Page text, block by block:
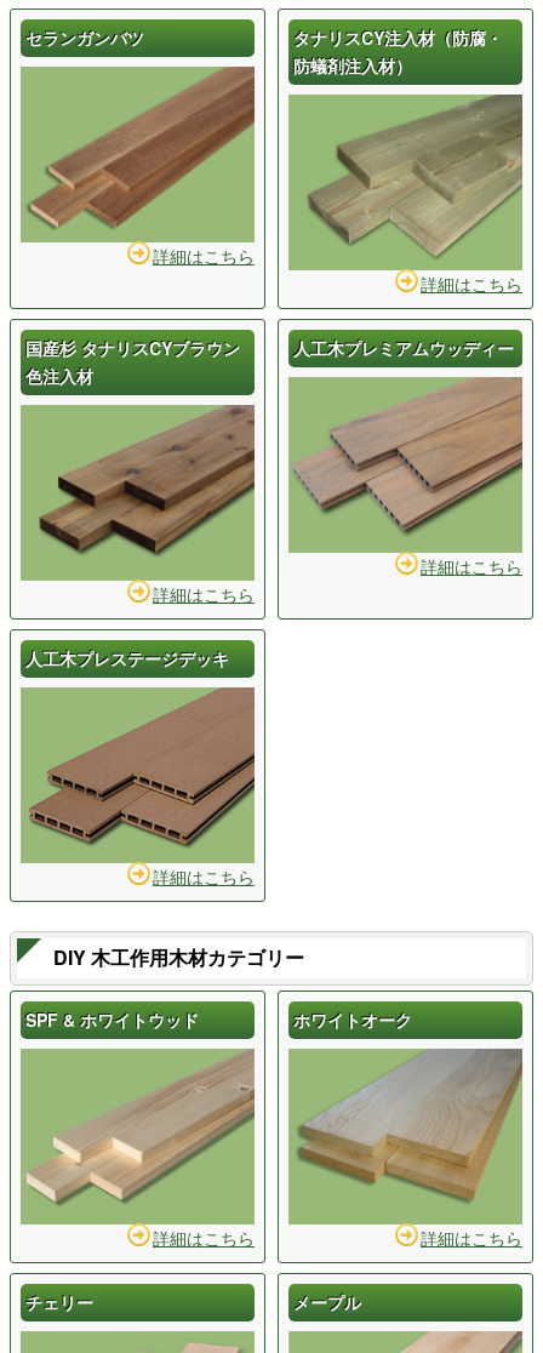
セランガンバツ
詳細はこちら
タナリスCY注入材（防腐・
防蟻剤注入材）
詳細はこちら
国産杉 タナリスCYブラウン
色注入材
詳細はこちら
人工木プレミアムウッディー
詳細はこちら
人工木プレステージデッキ
詳細はこちら
DIY 木工作用木材カテゴリー
SPF & ホワイトウッド
詳細はこちら
ホワイトオーク
詳細はこちら
チェリー メープル